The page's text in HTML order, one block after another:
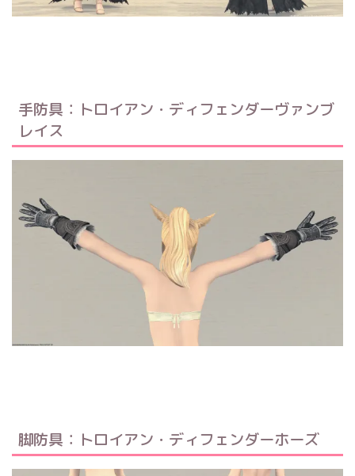
手防具：トロイアン・ディフェンダーヴァンブ
レイス
脚防具：トロイアン・ディフェンダーホーズ